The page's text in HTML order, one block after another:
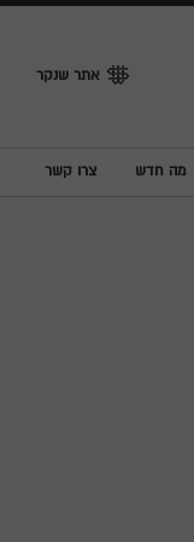
אתר שנקר
מה חדש צרו קשר